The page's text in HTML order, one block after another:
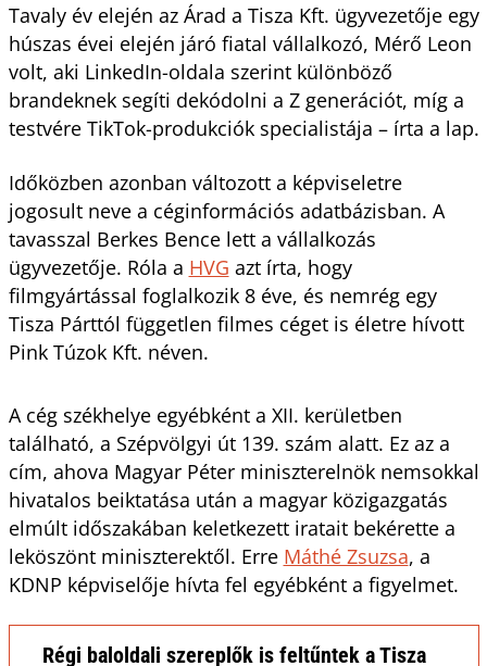
Tavaly év elején az Árad a Tisza Kft. ügyvezetője egy
húszas évei elején járó fiatal vállalkozó, Mérő Leon
volt, aki LinkedIn-oldala szerint különböző
brandeknek segíti dekódolni a Z generációt, míg a
testvére TikTok-produkciók specialistája – írta a lap.
Időközben azonban változott a képviseletre
jogosult neve a céginformációs adatbázisban. A
tavasszal Berkes Bence lett a vállalkozás
ügyvezetője. Róla a HVG azt írta, hogy
filmgyártással foglalkozik 8 éve, és nemrég egy
Tisza Párttól független filmes céget is életre hívott
Pink Túzok Kft. néven.
A cég székhelye egyébként a XII. kerületben
található, a Szépvölgyi út 139. szám alatt. Ez az a
cím, ahova Magyar Péter miniszterelnök nemsokkal
hivatalos beiktatása után a magyar közigazgatás
elmúlt időszakában keletkezett iratait bekérette a
leköszönt miniszterektől. Erre Máthé Zsuzsa, a
KDNP képviselője hívta fel egyébként a figyelmet.
Régi baloldali szereplők is feltűntek a Tisza